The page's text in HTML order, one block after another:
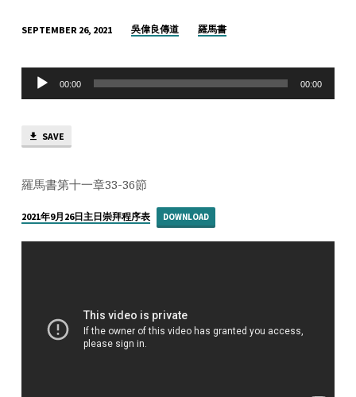
年
月
日
智
窮、
主
SEPTEMBER 26, 2021 吳偉良傳道 羅馬書
Audio
Player
00:00 00:00
SAVE
羅馬書第十一章33-36節
2021年9月26日主日崇拜程序表 DOWNLOAD